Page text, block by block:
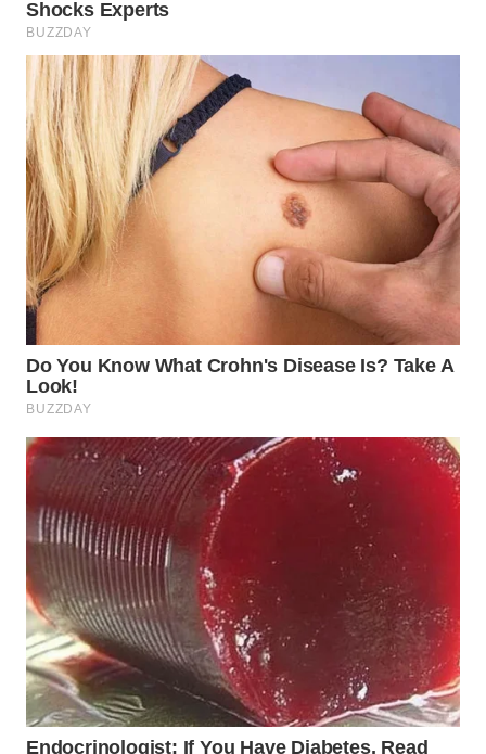
Wahana
Media
Group
WAHANA
NEWS
WAHANA
TANI
WAHANA
WAHANA
INFRASTRUKTUR
WAHANA
KONSUMEN
WAHANA
LISTRIK
WAHANA
TRAVEL
WAHANA
TV